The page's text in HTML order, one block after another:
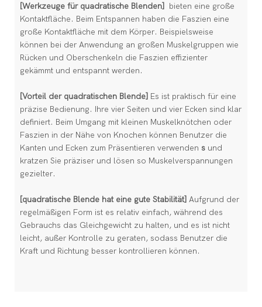
[Werkzeuge für quadratische Blenden]
bieten eine große
Kontaktfläche. Beim Entspannen haben die Faszien eine
große Kontaktfläche mit dem Körper. Beispielsweise
können bei der Anwendung an großen Muskelgruppen wie
Rücken und Oberschenkeln die Faszien effizienter
gekämmt und entspannt werden.
[Vorteil der quadratischen Blende] Es ist praktisch für eine
präzise Bedienung. Ihre vier Seiten und vier Ecken sind klar
definiert. Beim Umgang mit kleinen Muskelknötchen oder
Faszien in der Nähe von Knochen können Benutzer die
Kanten und Ecken zum Präsentieren verwenden s und
kratzen Sie präziser und lösen so Muskelverspannungen
gezielter.
[quadratische Blende hat eine gute Stabilität] Aufgrund der
regelmäßigen Form ist es relativ einfach, während des
Gebrauchs das Gleichgewicht zu halten, und es ist nicht
leicht, außer Kontrolle zu geraten, sodass Benutzer die
Kraft und Richtung besser kontrollieren können.